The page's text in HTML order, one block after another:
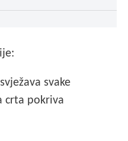
svake
crta pokriva